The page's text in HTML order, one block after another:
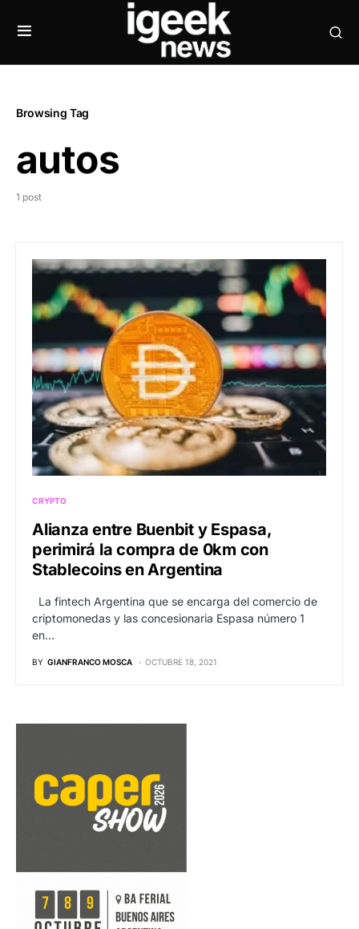
Browsing Tag
autos
1 post
CRYPTO
Alianza entre Buenbit y Espasa,
perimirá la compra de 0km con
Stablecoins en Argentina
La fintech Argentina que se encarga del comercio de
criptomonedas y las concesionaria Espasa número 1
en…
BY GIANFRANCO MOSCA OCTUBRE 18, 2021